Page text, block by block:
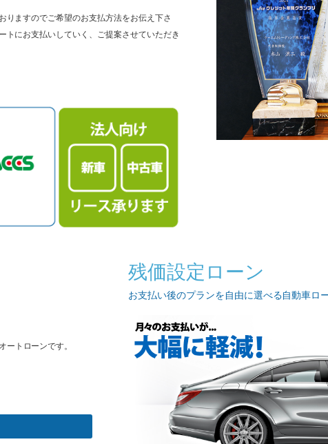
ますのでご希望のお支払方法をお伝え下さ
にお支払いしていく、ご提案させていただき
トローンです。
残価設定ローン
お支払い後のプランを自由に選べる自動車ロー